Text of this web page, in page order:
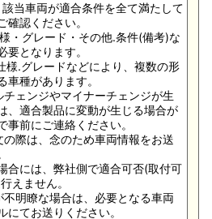
当車両が適合条件を全て満たして
確認ください。
・グレード・その他.条件(備考)な
要となります。
様.グレードなどにより、複数の形
車種があります。
チェンジやマイナーチェンジが生
、適合製品に変動が生じる場合が
事前にご連絡ください。
際は、念のため車両情報をお送
合には、弊社側で適合可否(取付可
えません。
不明瞭な場合は、必要となる車両
にてお送りください。